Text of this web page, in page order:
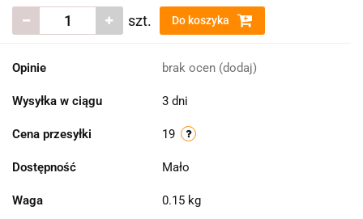
szt. Do koszyka
Opinie brak ocen (dodaj)
Wysyłka w ciągu 3 dni
Cena przesyłki 19
Dostępność Mało
Waga 0.15 kg